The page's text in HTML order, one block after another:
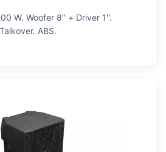
W. Woofer 8'' + Driver 1''.
ABS.